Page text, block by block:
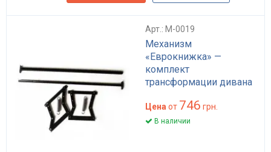
Арт.: M-0019
Механизм
«Еврокнижка» —
комплект
трансформации дивана
Цена от 746 грн.
В наличии